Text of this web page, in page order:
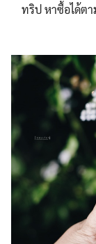
ทริป หาซื้อได้ต